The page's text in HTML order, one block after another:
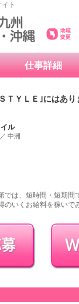
ト
仕事詳細
ＴＹＬＥ｣にはあり
ル
／中洲
では、短時間・短期間
のいくお給料を稼いで